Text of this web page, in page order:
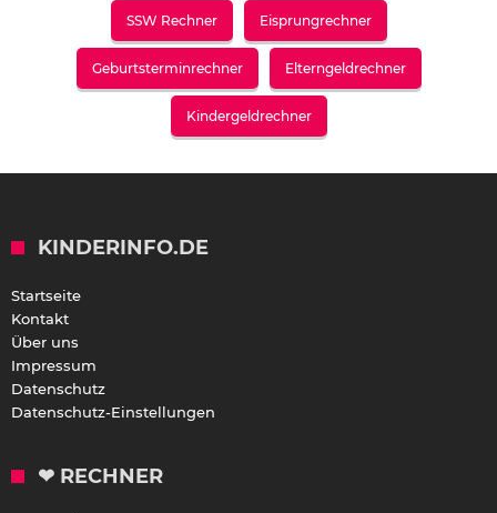
SSW Rechner Eisprungrechner
Geburtsterminrechner Elterngeldrechner
Kindergeldrechner
KINDERINFO.DE
Startseite
Kontakt
Über uns
Impressum
Datenschutz
Datenschutz-Einstellungen
❤ RECHNER